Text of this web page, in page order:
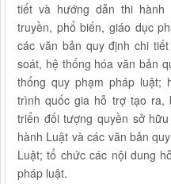
tiết và hướng dẫn thi hành
truyền, phổ biến, giáo dục
các văn bản quy định chi
soát, hệ thống hóa văn bản
thống quy phạm pháp luật;
trình quốc gia hỗ trợ tạo ra,
triển đối tượng quyền sở
hành Luật và các văn bản
Luật; tổ chức các nội dung
pháp luật.